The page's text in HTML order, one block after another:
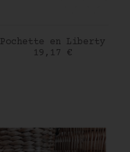
AJOUTER AU PANIER
Pochette en Liberty
Prix
19,17 €